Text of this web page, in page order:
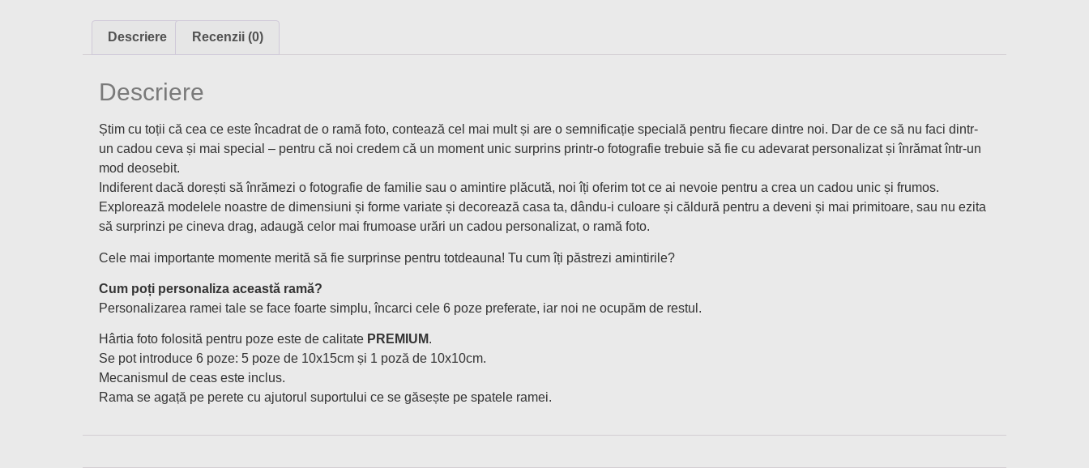
Descriere Recenzii (0)
Descriere
Știm cu toții că cea ce este încadrat de o ramă foto, contează cel mai mult și are o semnificație specială pentru fiecare dintre noi. Dar de ce să nu faci dintr-
un cadou ceva și mai special – pentru că noi credem că un moment unic surprins printr-o fotografie trebuie să fie cu adevarat personalizat și înrămat într-un
mod deosebit.
Indiferent dacă dorești să înrămezi o fotografie de familie sau o amintire plăcută, noi îți oferim tot ce ai nevoie pentru a crea un cadou unic și frumos.
Explorează modelele noastre de dimensiuni și forme variate și decorează casa ta, dându-i culoare și căldură pentru a deveni și mai primitoare, sau nu ezita
să surprinzi pe cineva drag, adaugă celor mai frumoase urări un cadou personalizat, o ramă foto.
Cele mai importante momente merită să fie surprinse pentru totdeauna! Tu cum îți păstrezi amintirile?
Cum poți personaliza această ramă?
Personalizarea ramei tale se face foarte simplu, încarci cele 6 poze preferate, iar noi ne ocupăm de restul.
Hârtia foto folosită pentru poze este de calitate PREMIUM.
Se pot introduce 6 poze: 5 poze de 10x15cm și 1 poză de 10x10cm.
Mecanismul de ceas este inclus.
Rama se agață pe perete cu ajutorul suportului ce se găsește pe spatele ramei.